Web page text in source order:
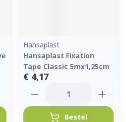
Hansaplast
Hansaplast Fixation
Tape Classic 5mx1,25cm
€ 4,17
Bestel